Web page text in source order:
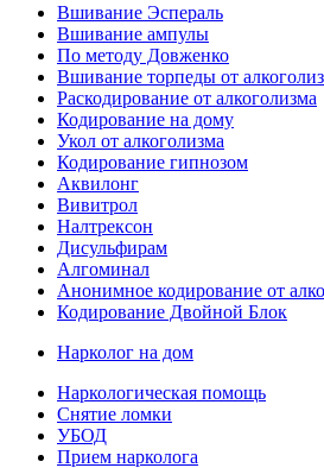
Вшивание Эспераль
Вшивание ампулы
По методу Довженко
Вшивание торпеды от
Раскодирование от алкоголизма
Кодирование на дому
Укол от алкоголизма
Кодирование гипнозом
Аквилонг
Вивитрол
Налтрексон
Дисульфирам
Алгоминал
Анонимное кодирование от
Кодирование Двойной Блок
Нарколог на дом
Наркологическая помощь
Снятие ломки
УБОД
Прием нарколога